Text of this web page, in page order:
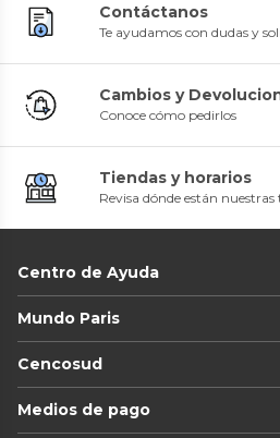
Contáctanos
Te ayudamos con dudas y
Cambios y
Conoce cómo pedirlos
Tiendas y horarios
Revisa dónde están nuestras
Centro de Ayuda
Mundo Paris
Cencosud
Medios de pago